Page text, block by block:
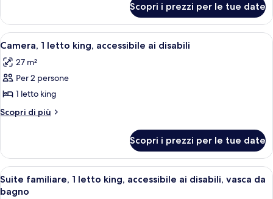
matrimoniali
2
letti
matrimoniali
Scopri i prezzi per le tue date
Apri
tutte
le
foto
per
Camera,
king,
accessibile
ai
disabili
Una camera d'albergo con un letto
11
Camera, 1 letto king, accessibile ai disabili
27 m²
Per 2 persone
1 letto king
Scopri di più
Altri
1
letto
king,
accessibile
Scopri i prezzi per le tue date
Apri
tutte
Una camera d'albergo con divano,
7
Suite familiare, 1 letto king, accessibile ai disabili, vasca da
bagno